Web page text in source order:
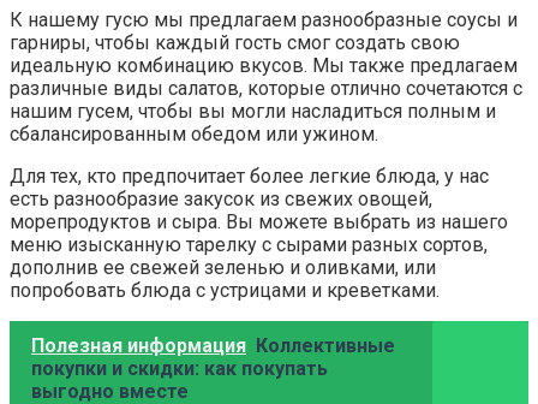
К нашему гусю мы предлагаем разнообразные соусы и
гарниры, чтобы каждый гость смог создать свою
идеальную комбинацию вкусов. Мы также предлагаем
различные виды салатов, которые отлично сочетаются с
нашим гусем, чтобы вы могли насладиться полным и
сбалансированным обедом или ужином.
Для тех, кто предпочитает более легкие блюда, у нас
есть разнообразие закусок из свежих овощей,
морепродуктов и сыра. Вы можете выбрать из нашего
меню изысканную тарелку с сырами разных сортов,
дополнив ее свежей зеленью и оливками, или
попробовать блюда с устрицами и креветками.
Полезная информация Коллективные
покупки и скидки: как покупать
выгодно вместе